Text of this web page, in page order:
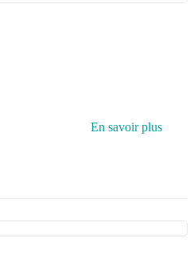
En savoir plus